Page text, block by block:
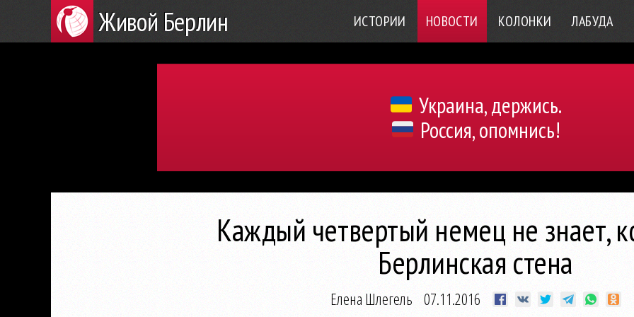
Живой Берлин ИСТОРИИ НОВОСТИ КОЛОНКИ ЛАБУДА
Украина, держись.
Россия, опомнись!
Каждый четвертый немец не знает,
Берлинская стена
Елена Шлегель 07.11.2016